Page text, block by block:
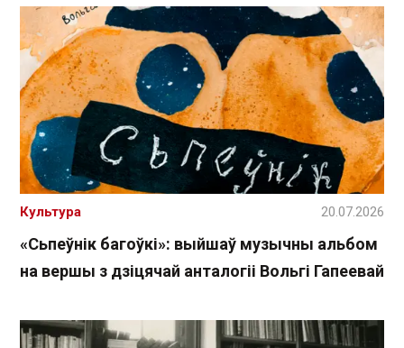
«Сьпеўнік багоўкі»: выйшаў музычны альбом
на вершы з дзіцячай анталогіі Вольгі Гапеевай
Культура 20.07.2026